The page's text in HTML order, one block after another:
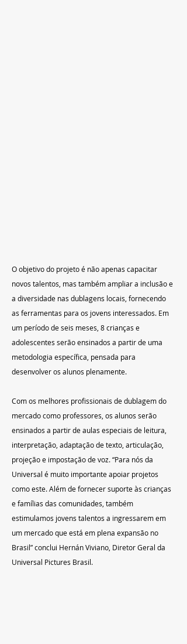
O objetivo do projeto é não apenas capacitar
novos talentos, mas também ampliar a inclusão e
a diversidade nas dublagens locais, fornecendo
as ferramentas para os jovens interessados. Em
um período de seis meses, 8 crianças e
adolescentes serão ensinados a partir de uma
metodologia específica, pensada para
desenvolver os alunos plenamente.
Com os melhores profissionais de dublagem do
mercado como professores, os alunos serão
ensinados a partir de aulas especiais de leitura,
interpretação, adaptação de texto, articulação,
projeção e impostação de voz. “Para nós da
Universal é muito importante apoiar projetos
como este. Além de fornecer suporte às crianças
e famílias das comunidades, também
estimulamos jovens talentos a ingressarem em
um mercado que está em plena expansão no
Brasil” conclui Hernán Viviano, Diretor Geral da
Universal Pictures Brasil.